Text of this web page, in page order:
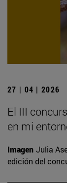
27 | 04 | 2026
El III
en mi
Imagen Julia
edición del